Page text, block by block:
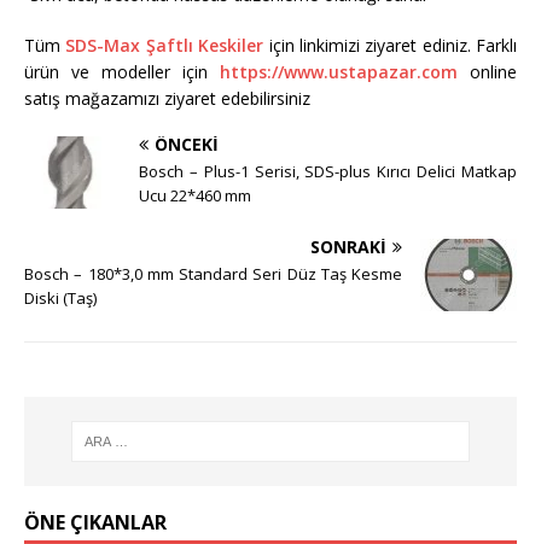
Tüm SDS-Max Şaftlı Keskiler için linkimizi ziyaret ediniz. Farklı
ürün ve modeller için https://www.ustapazar.com online
satış mağazamızı ziyaret edebilirsiniz
ÖNCEKI
Bosch – Plus-1 Serisi, SDS-plus Kırıcı Delici Matkap
Ucu 22*460 mm
SONRAKI
Bosch – 180*3,0 mm Standard Seri Düz Taş Kesme
Diski (Taş)
ÖNE ÇIKANLAR